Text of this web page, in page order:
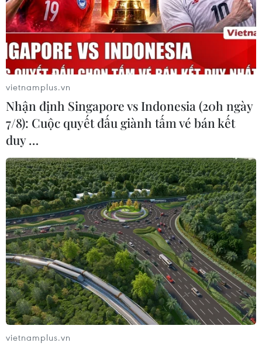
TIN LIÊN QUAN
Điểm lại những hiệp ước Mỹ đã rút khỏi
trong gần hai năm qua
24/10/2018 22:00
Hiệp ước các lực lượng hạt nhân tầm trung (INF) mới
đây đã tiếp tục bổ sung vào danh sách các dự án, tổ
chức hay hiệp ước quốc tế mà Mỹ rút, rời khỏi dưới thời
Tổng thống Trump.
vietnamplus.vn
Nhận định Singapore vs Indonesia (20h ngày
7/8): Cuộc quyết đấu giành tấm vé bán kết
duy …
vietnamplus.vn